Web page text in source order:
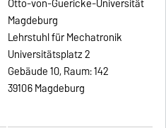
Otto-von-Guericke-Universität
Magdeburg
Lehrstuhl für Mechatronik
Universitätsplatz 2
Gebäude 10, Raum: 142
39106 Magdeburg